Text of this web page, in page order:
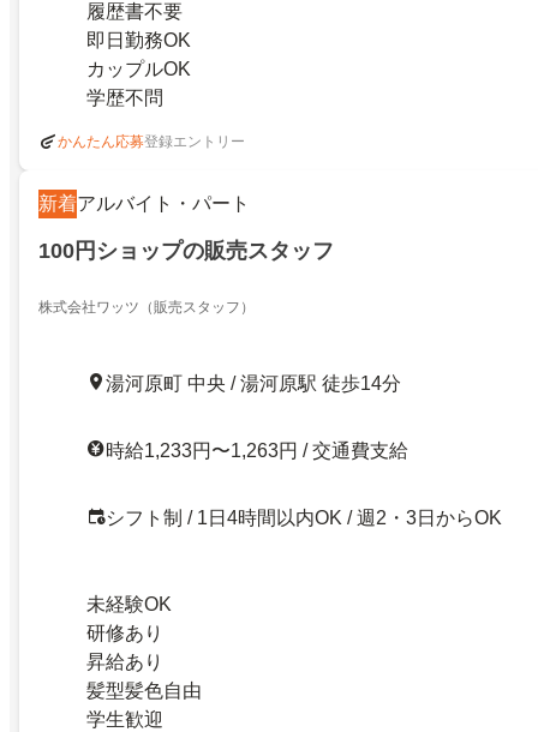
履歴書不要
即日勤務OK
カップルOK
学歴不問
かんたん応募登録エントリー
新着アルバイト・パート
100円ショップの販売スタッフ
株式会社ワッツ（販売スタッフ）
湯河原町 中央 / 湯河原駅 徒歩14分
時給1,233円〜1,263円 / 交通費支給
シフト制 / 1日4時間以内OK / 週2・3日からOK
未経験OK
研修あり
昇給あり
髪型髪色自由
学生歓迎